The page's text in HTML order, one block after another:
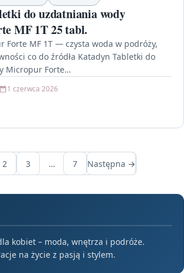
do uzdatniania wody
MF 1T 25 tabl.
Forte MF 1T — czysta woda w podróży,
co do źródła Katadyn Tabletki do
Micropur Forte…
1 czerwca 2026
2 3 … 7 Następna →
kobiet – moda, wnętrza i podróże.
na życie z pasją i stylem.